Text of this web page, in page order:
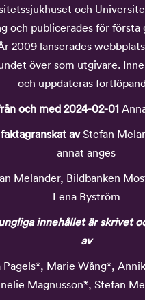
och
och publicerades för första
2009 lanserades
över som utgivare.
och uppdateras
och med 2024-02-01
avStefan
annat anges
Melander, Bildbanken
Lena Byström
innehållet är skrivet
av
Marie Wång*,
Magnusson*, Stefan